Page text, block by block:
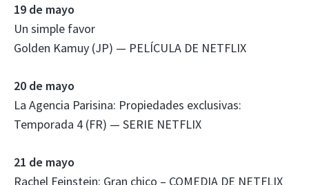
19 de mayo
Un simple favor
Golden Kamuy (JP) — PELÍCULA DE NETFLIX
20 de mayo
La Agencia Parisina: Propiedades exclusivas:
Temporada 4 (FR) — SERIE NETFLIX
21 de mayo
Rachel Feinstein: Gran chico – COMEDIA DE NETFLIX